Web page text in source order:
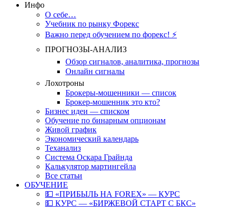
Инфо
О себе…
Учебник по рынку Форекс
Важно перед обучением по форекс! ⚡
ПРОГНОЗЫ-АНАЛИЗ
Обзор сигналов, аналитика, прогнозы
Онлайн сигналы
Лохотроны
Брокеры-мошенники — список
Брокер-мошенник это кто?
Бизнес идеи — списком
Обучение по бинарным опционам
Живой график
Экономический календарь
Теханализ
Система Оскара Грайнда
Калькулятор мартингейла
Все статьи
ОБУЧЕНИЕ
💵 «ПРИБЫЛЬ НА FOREX» — КУРС
💵 КУРС — «БИРЖЕВОЙ СТАРТ С БКС»